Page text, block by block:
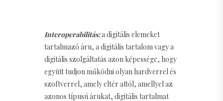
Interoperabilitás:a digitális elemeket
tartalmazó áru, a digitális tartalom vagy a
digitális szolgáltatás azon képessége, hogy
együtt tudjon működni olyan hardverrel és
szoftverrel, amely eltér attól, amellyel az
azonos típusú árukat, digitális tartalmat